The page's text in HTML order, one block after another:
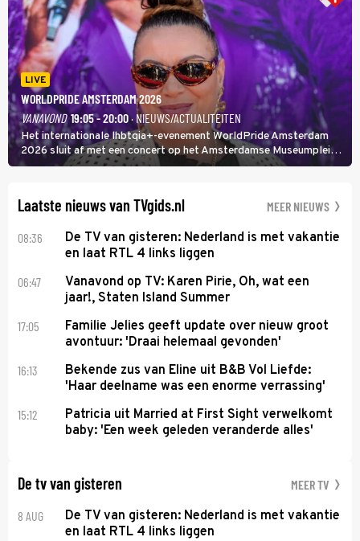
LIVE
WORLDPRIDE AMSTERDAM 2026
VANAVOND 19:05 - 20:00· NIEUWS/ACTUALITEITEN
Het internationale lhbtqia+-evenement WorldPride Amsterdam
2026 sluit af met een concert op het Amsterdamse Museumplein.
Anita Doth is een van de optredende artiesten. In de jaren 90
Laatste nieuws van TVgids.nl MEER NIEUWS
08:36
De TV van gisteren: Nederland is met vakantie
en laat RTL 4 links liggen
06:47
Vanavond op TV: Karen Pirie, Oh, wat een
jaar!, Staten Island Summer
17:05
Familie Jelies geeft update over nieuw groot
avontuur: 'Draai helemaal gevonden'
16:13
Bekende zus van Eline uit B&B Vol Liefde:
'Haar deelname was een enorme verrassing'
15:12
Patricia uit Married at First Sight verwelkomt
baby: 'Een week geleden veranderde alles'
De tv van gisteren MEER TV
8 AUG
De TV van gisteren: Nederland is met vakantie
en laat RTL 4 links liggen